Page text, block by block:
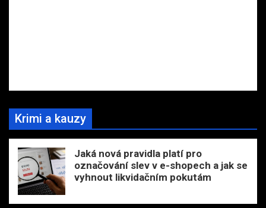
Krimi a kauzy
Jaká nová pravidla platí pro
označování slev v e-shopech a jak se
vyhnout likvidačním pokutám